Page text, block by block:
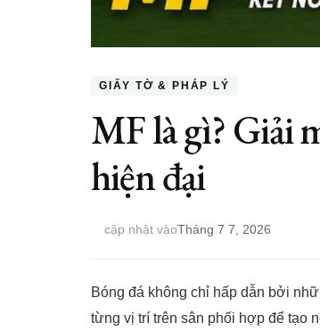
GIẤY TỜ & PHÁP LÝ
MF là gì? Giải
hiện đại
cập nhật vàoTháng 7 7, 2026
Bóng đá không chỉ hấp dẫn bởi
từng vị trí trên sân phối hợp để tạo